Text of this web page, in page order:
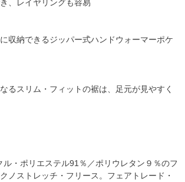
、レイヤリングも容易
収納できるジッパー式ハンドウォーマーポケ
るスリム・フィットの裾は、足元が見やすく
・ポリエステル91％／ポリウレタン９％のフ
ノストレッチ・フリース。フェアトレード・